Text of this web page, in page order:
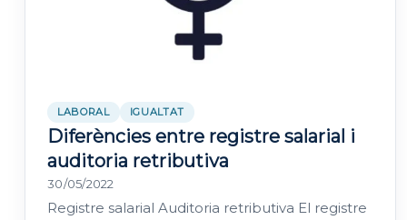
LABORAL IGUALTAT
Diferències entre registre salarial i
auditoria retributiva
30/05/2022
Registre salarial Auditoria retributiva El registre